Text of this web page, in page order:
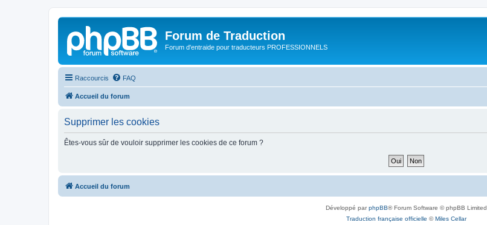
Forum de Traduction
Forum d'entraide pour traducteurs PROFESSIONNELS
Raccourcis FAQ
Accueil du forum
Supprimer les cookies
Êtes-vous sûr de vouloir supprimer les cookies de ce forum ?
Accueil du forum
Développé parphpBB® Forum Software © phpBB Limited
Traduction française officielle ©Miles Cellar